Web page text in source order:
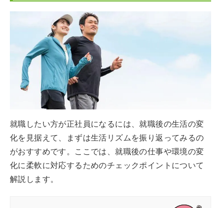
就職したい方が正社員になるには、就職後の生活の変
化を見据えて、まずは生活リズムを振り返ってみるの
がおすすめです。ここでは、就職後の仕事や環境の変
化に柔軟に対応するためのチェックポイントについて
解説します。